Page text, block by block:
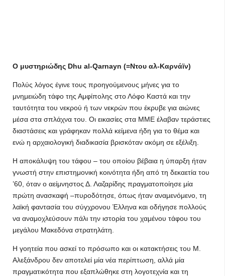
Ο μυστηριώδης Dhu al-Qarnayn (=Ντου αλ-Καρνάϊν)
Πολύς λόγος έγινε τους προηγούμενους μήνες για το
μνημειώδη τάφο της Αμφίπολης στο Λόφο Καστά και την
ταυτότητα του νεκρού ή των νεκρών που έκρυβε για αιώνες
μέσα στα σπλάχνα του. Οι εικασίες στα ΜΜΕ έλαβαν τεράστιες
διαστάσεις και γράφηκαν πολλά κείμενα ήδη για το θέμα και
ενώ η αρχαιολογική διαδικασία βρισκόταν ακόμη σε εξέλιξη.
Η αποκάλυψη του τάφου – του οποίου βέβαια η ύπαρξη ήταν
γνωστή στην επιστημονική κοινότητα ήδη από τη δεκαετία του
’60, όταν ο αείμνηστος Δ. Λαζαρίδης πραγματοποίησε μία
πρώτη ανασκαφή –πυροδότησε, όπως ήταν αναμενόμενο, τη
λαϊκή φαντασία του σύγχρονου Έλληνα και οδήγησε πολλούς
να αναμοχλεύσουν πάλι την ιστορία του χαμένου τάφου του
μεγάλου Μακεδόνα στρατηλάτη.
Η γοητεία που ασκεί το πρόσωπο και οι κατακτήσεις του Μ.
Αλεξάνδρου δεν αποτελεί μία νέα περίπτωση, αλλά μία
πραγματικότητα που εξαπλώθηκε στη λογοτεχνία και τη